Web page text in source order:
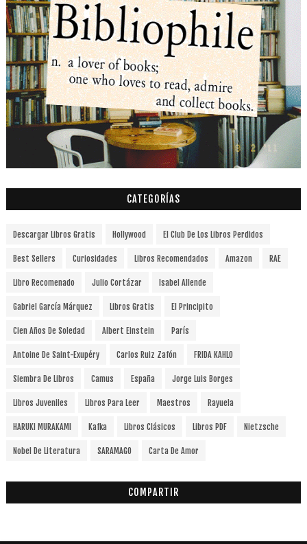
CATEGORÍAS
Descargar Libros Gratis Hollywood El Club De Los Libros Perdidos
Best Sellers Curiosidades Libros Recomendados Amazon RAE
Libro Recomenado Julio Cortázar Isabel Allende
Gabriel García Márquez Libros Gratis El Principito
Cien Años De Soledad Albert Einstein París
Antoine De Saint-Exupéry Carlos Ruiz Zafón FRIDA KAHLO
Siembra De Libros Camus España Jorge Luis Borges
Libros Juveniles Libros Para Leer Maestros Rayuela
HARUKI MURAKAMI Kafka Libros Clásicos Libros PDF Nietzsche
Nobel De Literatura SARAMAGO Carta De Amor
COMPARTIR